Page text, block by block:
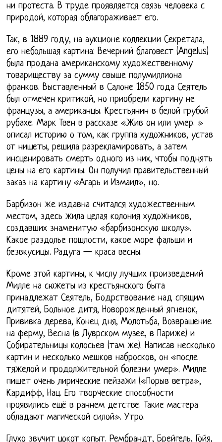
ни протеста. В труде проявляется связь человека с
природой, которая облагораживает его.
Так, в 1889 году, на аукционе коллекции Секретала,
его небольшая картина: Вечерний благовест (Angelus)
была продана американскому художественному
товариществу за сумму свыше полумиллиона
франков. Выставленный в Салоне 1850 года Сеятель
был отмечен критикой, но приобрели картину не
французы, а американцы. Крестьянин в белой грубой
рубахе. Марк Твен в рассказе «Жив он или умер. »
описал историю о том, как группа художников, устав
от нищеты, решила разрекламировать, а затем
инсценировать смерть одного из них, чтобы поднять
цены на его картины. Он получил правительственный
заказ на картину «Агарь и Измаил», но.
Барбизон же издавна считался художественным
местом, здесь жила целая колония художников,
создавших знаменитую «барбизонскую школу».
Какое раздолье пошлости, какое море фальши и
безвкусицы. Радуга — краса весны.
Кроме этой картины, к числу лучших произведений
Милле на сюжеты из крестьянского быта
принадлежат Сеятель, Бодрствование над спящим
дитятей, Больное дитя, Новорожденный ягненок,
Прививка дерева, Конец дня, Молотьба, Возвращение
на ферму, Весна (в Луврском музее, в Париже) и
Собирательницы колосьев (там же). Написав несколько
картин и несколько мешков набросков, он «после
тяжелой и продолжительной болезни умер». Милле
пишет очень лирические пейзажи («Порыв ветра»,
Кардифф, Нац. Его творческие способности
проявились ещё в раннем детстве. Такие мастера
обладают магической силой». Утро.
Глухо звучит цокот копыт. Рембрандт, Брейгель, Гойя,